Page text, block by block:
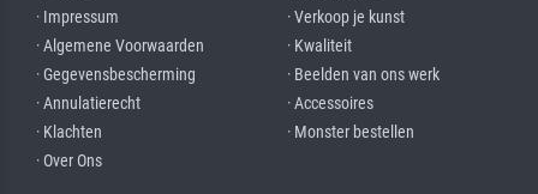
· Impressum
· Algemene Voorwaarden
· Gegevensbescherming
· Annulatierecht
· Klachten
· Over Ons
· Verkoop je kunst
· Kwaliteit
· Beelden van ons werk
· Accessoires
· Monster bestellen